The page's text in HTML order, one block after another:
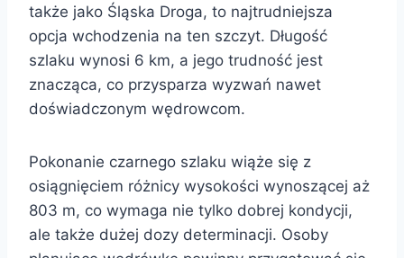
także jako Śląska Droga, to najtrudniejsza
opcja wchodzenia na ten szczyt. Długość
szlaku wynosi 6 km, a jego trudność jest
znacząca, co przysparza wyzwań nawet
doświadczonym wędrowcom.
Pokonanie czarnego szlaku wiąże się z
osiągnięciem różnicy wysokości wynoszącej aż
803 m, co wymaga nie tylko dobrej kondycji,
ale także dużej dozy determinacji. Osoby